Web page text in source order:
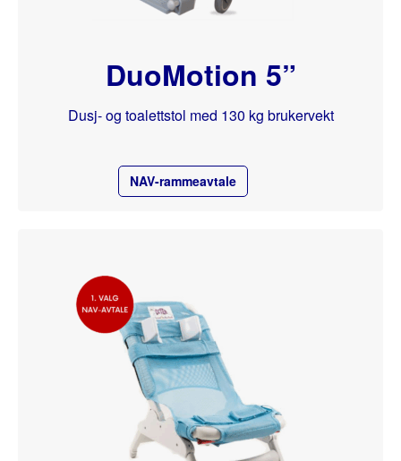
DuoMotion 5”
NAV-rammeavtale
Dusj- og toalettstol med 130 kg brukervekt